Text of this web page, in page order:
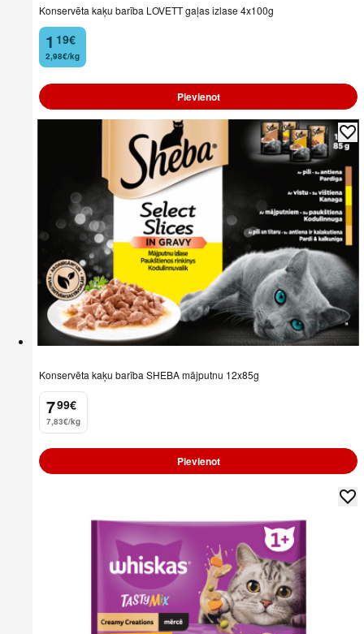
Konservēta kaķu barība LOVETT gaļas izlase 4x100g
1
. 19€
2,98€/kg
Pievienot
Konservēta kaķu barība SHEBA mājputnu 12x85g
7
. 99€
7,83€/kg
Pievienot